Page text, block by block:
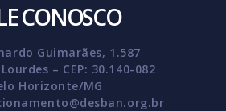
CONOSCO
Guimarães, 1.587
– CEP: 30.140-082
Horizonte/MG